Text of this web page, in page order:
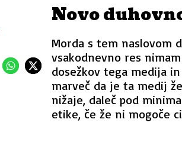
Novo
Morda s tem naslovom
vsakodnevno res
dosežkov tega medija
marveč da je ta medij
nižaje, daleč pod
etike, če že ni mogoče